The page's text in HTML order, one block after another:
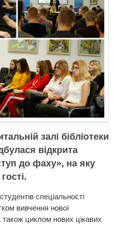
залі бібліотеки
відкрита
до фаху», на яку
спеціальності
вивчення нової
циклом нових цікавих